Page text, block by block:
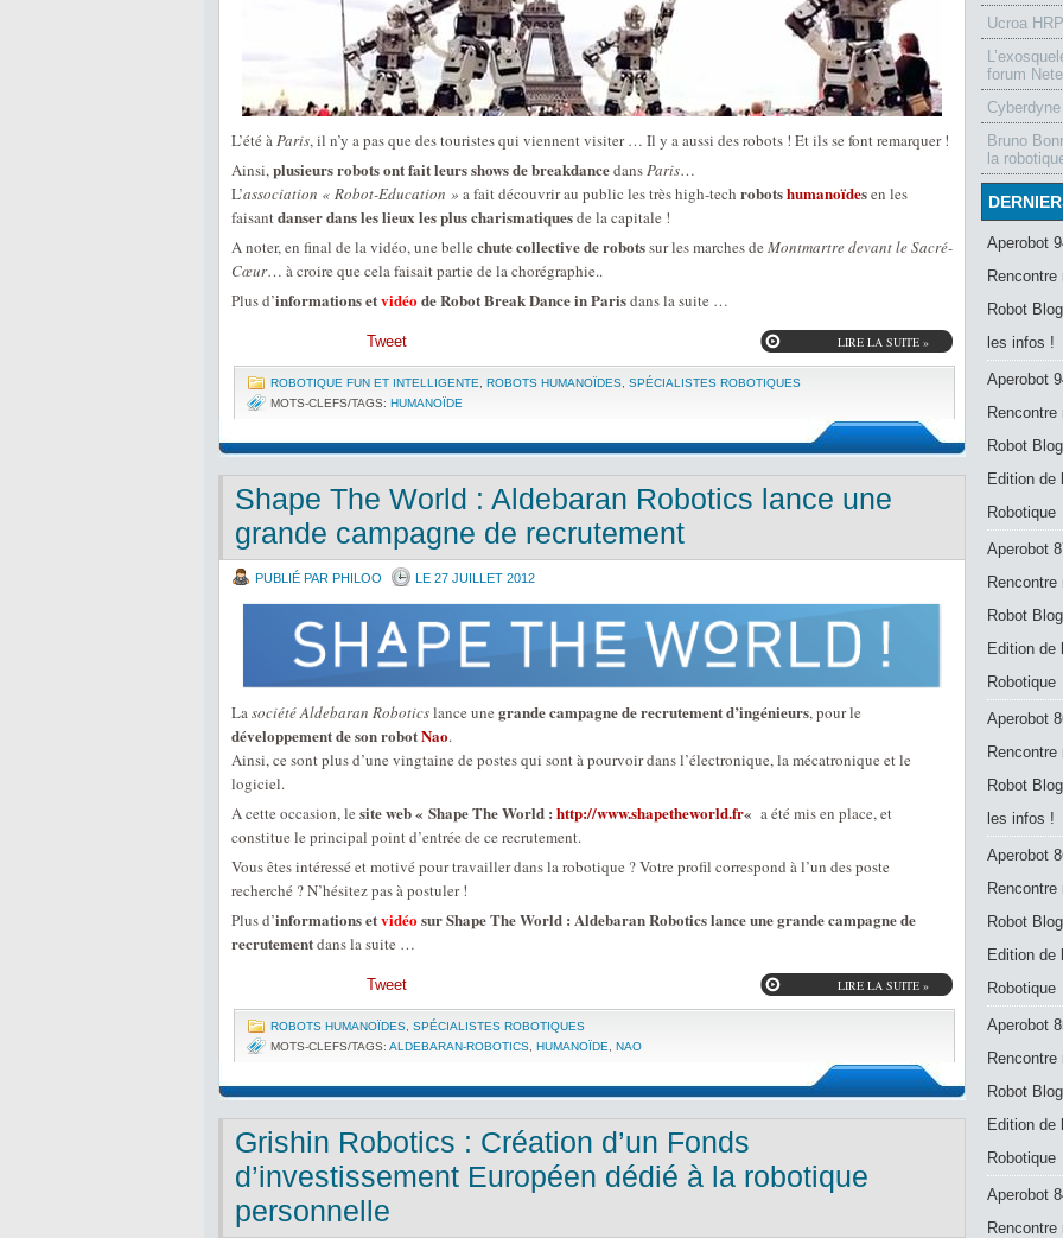
L’été àParis, il n’y a pas que des touristes qui viennent visiter … Il y a aussi des robots ! Et ils se font remarquer !
Ainsi,plusieurs robots ont fait leurs shows de breakdancedansParis…
L’association « Robot-Education » a fait découvrir au public les très high-tech robotshumanoïdesen les
faisantdanser dans les lieux les plus charismatiquesde la capitale !
A noter, en final de la vidéo, une belle chute collective de robotssur les marches de Montmartre devant le Sacré-
Cœur… à croire que cela faisait partie de la chorégraphie..
Plus d’informations etvidéode Robot Break Dance in Parisdans la suite …
LIRE LA SUITE »
Tweet
ROBOTIQUE FUN ET INTELLIGENTE ROBOTS HUMANOÏDES SPÉCIALISTES ROBOTIQUES
MOTS-CLEFS/TAGS: HUMANOÏDE
Shape The World : Aldebaran Robotics lance une
grande campagne de recrutement
PUBLIÉ PAR PHILOO LE 27 JUILLET 2012
Lasociété Aldebaran Roboticslance une grande campagne de recrutement d’ingénieurs, pour le
développement de son robotNao.
Ainsi, ce sont plus d’une vingtaine de postes qui sont à pourvoir dans l’électronique, la mécatronique et le
logiciel.
A cette occasion, le site web « Shape The World : http://www.shapetheworld.fr« a été mis en place, et
constitue le principal point d’entrée de ce recrutement.
Vous êtes intéressé et motivé pour travailler dans la robotique ? Votre profil correspond à l’un des poste
recherché ? N’hésitez pas à postuler !
Plus d’informations etvidéosur Shape The World : Aldebaran Robotics lance une grande campagne de
recrutementdans la suite …
LIRE LA SUITE »
Tweet
ROBOTS HUMANOÏDES SPÉCIALISTES ROBOTIQUES
MOTS-CLEFS/TAGS: ALDEBARAN-ROBOTICS HUMANOÏDE NAO
Grishin Robotics : Création d’un Fonds
d’investissement Européen dédié à la robotique
personnelle
Ucroa
forum
Bruno
la
Aperobot
Rencontre
Robot Blog
les infos !
Aperobot
Rencontre
Robot Blog
Edition de
Robotique
Aperobot
Rencontre
Robot Blog
Edition de
Robotique
Aperobot
Rencontre
Robot Blog
les infos !
Aperobot
Rencontre
Robot Blog
Edition de
Robotique
Aperobot
Rencontre
Robot Blog
Edition de
Robotique
Aperobot
Rencontre